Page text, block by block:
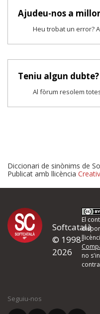
Ajudeu-nos a
Heu trobat un error?
Teniu algun dubte?
Al fòrum resolem
d'errors
Si heu trobat un error o
quina és la millora que
Diccionari de sinònims de
Publicat amb llicència
Softcatalà
© 1998-
2026
El
no
Seguiu-nos